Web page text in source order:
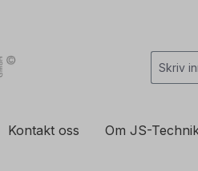
Kontakt oss Om JS-